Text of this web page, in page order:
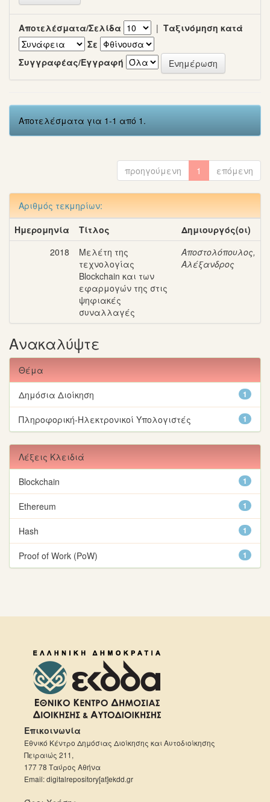
Αποτελέσματα/Σελίδα | Ταξινόμηση κατά
Σε
Συγγραφέας/Εγγραφή
Αποτελέσματα για 1-1 από 1.
προηγούμενη 1 επόμενη
Αριθμός τεκμηρίων:
Ημερομηνία
Τίτλος
Δημιουργός(οι)
2018
Μελέτη της
τεχνολογίας
Blockchain και των
εφαρμογών της στις
ψηφιακές
συναλλαγές
Αποστολόπουλος,
Αλέξανδρος
Ανακαλύψτε
Θέμα
1
Δημόσια Διοίκηση
1
Πληροφορική-Ηλεκτρονικοί Υπολογιστές
Λέξεις Κλειδιά
1
Blockchain
1
Ethereum
1
Hash
1
Proof of Work (PoW)
Επικοινωνία
Εθνικό Κέντρο Δημόσιας Διοίκησης και Αυτοδιοίκησης
Πειραιώς 211,
177 78 Ταύρος Αθήνα
Email: digitalrepository[at]ekdd.gr